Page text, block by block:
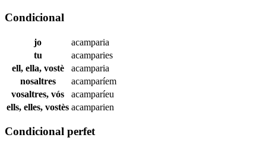
Condicional
jo
acamparia
tu
acamparies
ell, ella, vostè
acamparia
nosaltres
acamparíem
vosaltres, vós
acamparíeu
ells, elles, vostès acamparien
Condicional perfet